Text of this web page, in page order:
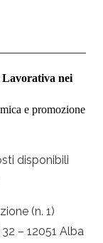
Lavorativa nei
e promozione
disponibili
(n. 1)
– 12051 Alba